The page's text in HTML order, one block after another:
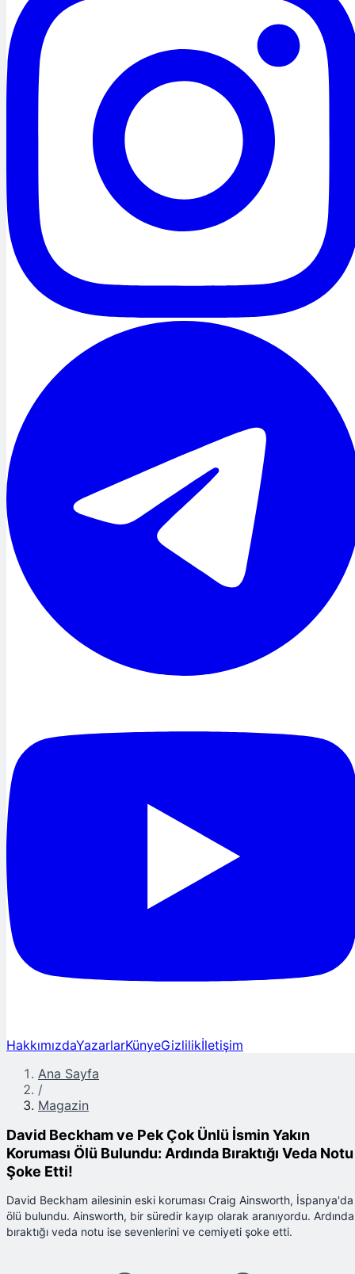
HakkımızdaYazarlarKünyeGizlilikİletişim
Ana Sayfa
/
Magazin
David Beckham ve Pek Çok Ünlü İsmin Yakın
Koruması Ölü Bulundu: Ardında Bıraktığı Veda Notu
Şoke Etti!
David Beckham ailesinin eski koruması Craig Ainsworth, İspanya'da
ölü bulundu. Ainsworth, bir süredir kayıp olarak aranıyordu. Ardında
bıraktığı veda notu ise sevenlerini ve cemiyeti şoke etti.